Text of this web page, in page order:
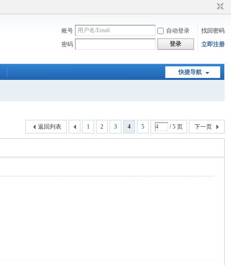
账号 自动登录
找回密码
密码
登录 立即注册
快捷导航
1 2 3 4 5 / 5 页 下一页
返回列表